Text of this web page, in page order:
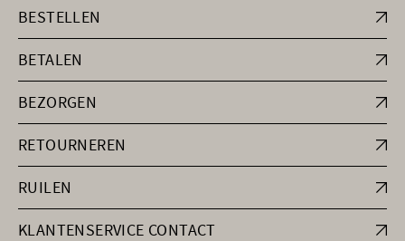
BESTELLEN
BETALEN
BEZORGEN
RETOURNEREN
RUILEN
KLANTENSERVICE CONTACT